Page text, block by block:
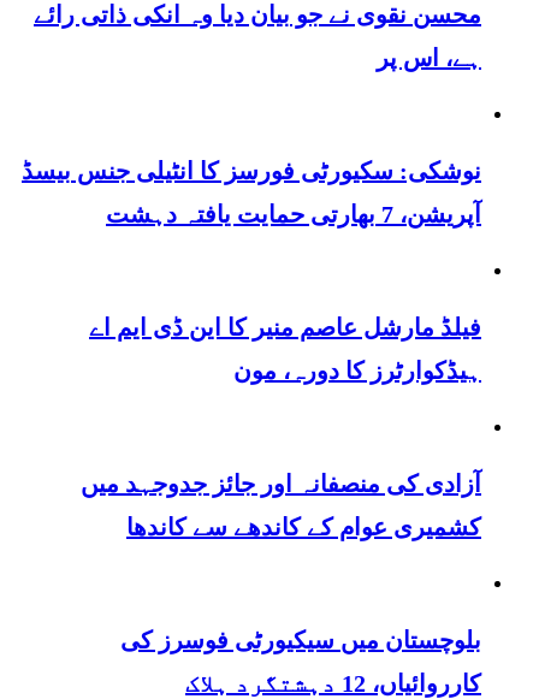
محسن نقوی نے جو بیان دیا وہ انکی ذاتی رائے
ہے، اس پر
نوشکی: سکیورٹی فورسز کا انٹیلی جنس بیسڈ
آپریشن، 7 بھارتی حمایت یافتہ دہشت
فیلڈ مارشل عاصم منیر کا این ڈی ایم اے
ہیڈکوارٹرز کا دورہ، مون
آزادی کی منصفانہ اور جائز جدوجہد میں
کشمیری عوام کے کاندھے سے کاندھا
بلوچستان میں سیکیورٹی فوسرز کی
کارروائیاں، 12 دہشتگرد ہلاک